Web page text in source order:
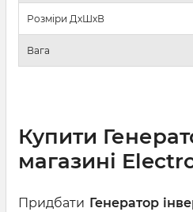
Розміри ДхШхВ
Вага
Купити
магазині
Придбати Генератор